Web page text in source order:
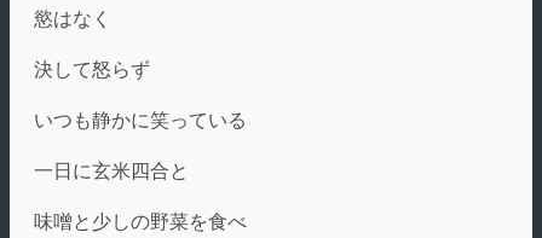
慾はなく
決して怒らず
いつも静かに笑っている
一日に玄米四合と
味噌と少しの野菜を食べ